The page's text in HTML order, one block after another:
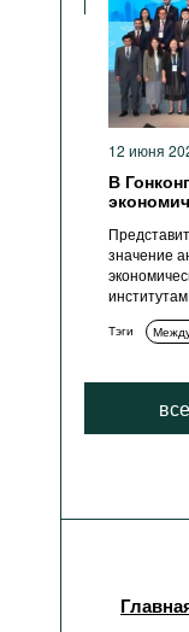
12 июня
В
значение
институтам.
Тэги